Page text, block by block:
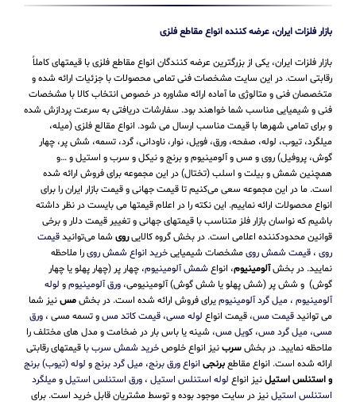
بازار فلزات ایران، عرضه کننده انواع مقاطع فلزی
بازار فلزات ایران، یکی از بزرگترین عرضه کنندگان انواع مقاطع فلزی با قیمتهای کاملاً
رقابتی است. در این سایت مشخصات فنی تمامی محصولات با جزئیات ارائه شده و
متخصصان فنی و متالوژی ما آماده ارائه مشاوره در خصوص انتخاب کالا با مشخصات
فنی و شیمیایی مناسب شما خواهند بود. سفارشات دریافتی به سرعت پردازش شده
و برای تمامی شهرها با قیمت مناسب ارسال می شود. انواع مقالع فلزی (میله،
میلگرد، تیوب، لوله، صفحه، ورق، فویل، نوار، ناودانی، گرد، تسمه، شش پر، چهار
گوش، پروفیل) روی و مس و آلومینیوم و برنج و نیکل و سرب و استیل و …و
همچنین شمش و بیلت و اسلب (تختال) در این مجموعه برای فروش ارائه شده
است. ما در این مجموعه سعی می‌کنیم تا قیمت جهانی و قیمت بازار ایران را برای
انواع محصولات ارائه نماییم. این نکته را در اعلام قیمتها می بایست در نظر داشته
باشیم که نواسان بازار فلز متناسب با قیمتهای جهانی و تغییر قیمت دلار و برخی
قوانین محدودکننده اعلامی است. در بخش گروه کالاییروی شما می‌توانیدقیمت
روی ، قیمت شمش رویمشخصات شیمیاییخرید انواع شمش رویرا ملاحظه
نمایید. در بخشآلومینیوم، انواع شمش آلومینیوم، چهار پر (چهار پهلو یا چهار
گوش) و شش پر (شش پهلو یا شش گوش) آلومینیومی، ورق آلومینیومو لوله
آلومینیوم ، میل گرد آلومینیومیرای فروش ارائه شده است. در بخشمسنیز شما
می توانیدقیمت مس، قیمت انواع لوله مسی، قیمت کاتد مسو تسمه مسی ، ورق
مسی، میل گرد مس، کویل مس، شینه یا باس بار در ضخامت و مدل های مختلف را
ملاحظه نمایید. در بخشسربنیز انواع خلوصخرید شمش سرببا قیمتهای رقابتی
ارائه شده است. انواع مقاطعبرنجی انواع ورق برنج، میل گرد برنجو لوله (تیوب) برنج
و استنلس استیلنیز انواع لوله استنلس استیل ، ورق استنلس استیلومیلگرد
استنلس استیلنیز در سایت موجود بوده و توسط مشتریان قابل خرید است. برای